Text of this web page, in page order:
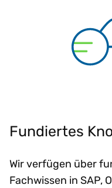
Fundiertes
Wir verfügen über
Fachwissen in SAP,